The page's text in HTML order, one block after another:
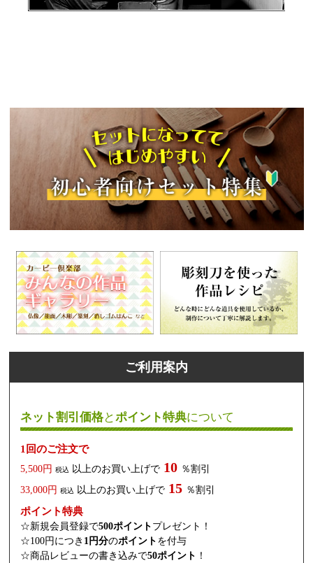
ご利用案内
ネット割引価格とポイント特典について
1回のご注文で
5,500円 税込 以上のお買い上げで 10 ％割引
33,000円 税込 以上のお買い上げで 15 ％割引
ポイント特典
☆新規会員登録で500ポイント プレゼント！
☆100円につき 1円分のポイント を付与
☆商品レビューの書き込みで50ポイント ！